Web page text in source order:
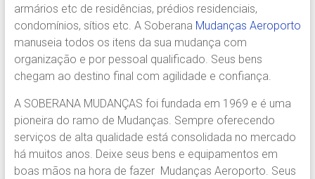
Içamento
é
com
A
Soberana
Içamentos.
armários etc de residências, prédios residenciais,
condomínios, sítios etc. A Soberana Mudanças Aeroporto
manuseia todos os itens da sua mudança com
organização e por pessoal qualificado. Seus bens
chegam ao destino final com agilidade e confiança.
A SOBERANA MUDANÇAS foi fundada em 1969 e é uma
pioneira do ramo de Mudanças. Sempre oferecendo
serviços de alta qualidade está consolidada no mercado
há muitos anos. Deixe seus bens e equipamentos em
boas mãos na hora de fazer Mudanças Aeroporto. Seus